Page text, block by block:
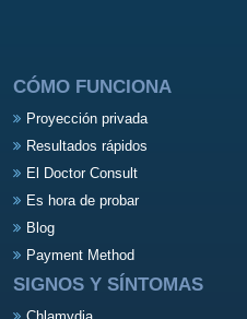
CÓMO FUNCIONA
Proyección privada
Resultados rápidos
El Doctor Consult
Es hora de probar
Blog
Payment Method
SIGNOS Y SÍNTOMAS